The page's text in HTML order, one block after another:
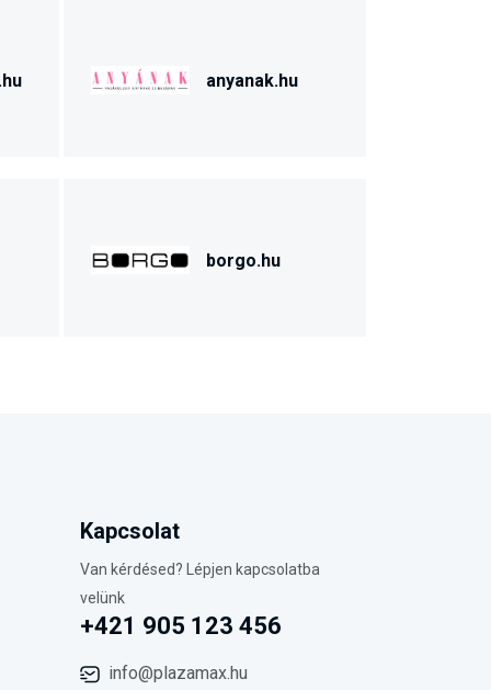
anyanak.hu
borgo.hu
Kapcsolat
Van kérdésed? Lépjen kapcsolatba
velünk
+421 905 123 456
info@plazamax.hu